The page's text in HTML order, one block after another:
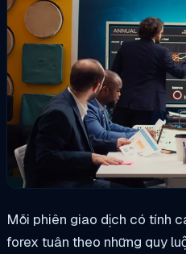
Mỗi phiên giao dịch có tính
forex tuân theo những quy